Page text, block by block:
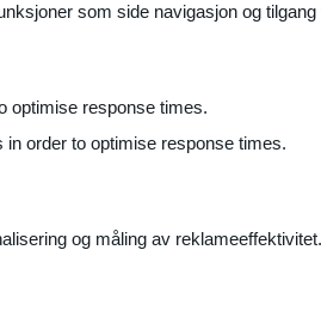
som side navigasjon og
optimise response times.
order to optimise response times.
og måling av